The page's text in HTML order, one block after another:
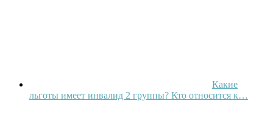
Какие
льготы имеет инвалид 2 группы? Кто относится к…